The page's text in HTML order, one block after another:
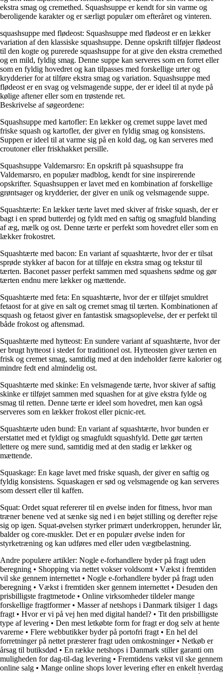
ekstra smag og cremethed. Squashsuppe er kendt for sin varme og
beroligende karakter og er særligt populær om efteråret og vinteren.
squashsuppe med flødeost: Squashsuppe med flødeost er en lækker
variation af den klassiske squashsuppe. Denne opskrift tilføjer flødeost
til den kogte og purerede squashsuppe for at give den ekstra cremethed
og en mild, fyldig smag. Denne suppe kan serveres som en forret eller
som en fyldig hovedret og kan tilpasses med forskellige urter og
krydderier for at tilføre ekstra smag og variation. Squashsuppe med
flødeost er en svag og velsmagende suppe, der er ideel til at nyde på
kølige aftener eller som en trøstende ret.
Beskrivelse af søgeordene:
Squashsuppe med kartofler: En lækker og cremet suppe lavet med
friske squash og kartofler, der giver en fyldig smag og konsistens.
Suppen er ideel til at varme sig på en kold dag, og kan serveres med
croutoner eller friskhakket persille.
Squashsuppe Valdemarsro: En opskrift på squashsuppe fra
Valdemarsro, en populær madblog, kendt for sine inspirerende
opskrifter. Squashsuppen er lavet med en kombination af forskellige
grøntsager og krydderier, der giver en unik og velsmagende suppe.
Squashtærte: En lækker tærte lavet med skiver af friske squash, der er
bagt i en sprød butterdej og fyldt med en saftig og smagfuld blanding
af æg, mælk og ost. Denne tærte er perfekt som hovedret eller som en
lækker frokostret.
Squashtærte med bacon: En variant af squashtærte, hvor der er tilsat
sprøde stykker af bacon for at tilføje en ekstra smag og tekstur til
tærten. Baconet passer perfekt sammen med squashens sødme og gør
tærten endnu mere lækker og mættende.
Squashtærte med feta: En squashtærte, hvor der er tilføjet smuldret
fetaost for at give en salt og cremet smag til tærten. Kombinationen af
squash og fetaost giver en fantastisk smagsoplevelse, der er perfekt til
både frokost og aftensmad.
Squashtærte med hytteost: En sundere variant af squashtærte, hvor der
er brugt hytteost i stedet for traditionel ost. Hytteosten giver tærten en
frisk og cremet smag, samtidig med at den indeholder færre kalorier og
mindre fedt end almindelig ost.
Squashtærte med skinke: En velsmagende tærte, hvor skiver af saftig
skinke er tilføjet sammen med squashen for at give ekstra fylde og
smag til retten. Denne tærte er ideel som hovedret, men kan også
serveres som en lækker frokost eller picnic-ret.
Squashtærte uden bund: En variant af squashtærte, hvor bunden er
erstattet med et fyldigt og smagfuldt squashfyld. Dette gør tærten
lettere og mere sund, samtidig med at den stadig er lækker og
mættende.
Squaskage: En kage lavet med friske squash, der giver en saftig og
fyldig konsistens. Squaskagen er sød og velsmagende og kan serveres
som dessert eller til kaffen.
Squat: Ordet squat refererer til en øvelse inden for fitness, hvor man
træner benene ved at sænke sig ned i en bøjet stilling og derefter rejse
sig op igen. Squat-øvelsen styrker primært underkroppen, herunder lår,
balder og core-muskler. Det er en populær øvelse inden for
styrketræning og kan udføres med eller uden vægtbelastning.
Andre populære artikler: Nogle e-forhandlere byder på fragt uden
beregning • Shopping via nettet vokser voldsomt • Vækst i fremtiden
vil ske gennem internettet • Nogle e-forhandlere byder på fragt uden
beregning • Vækst i fremtiden sker gennem internettet • Desuden den
prisbilligste fragtmetode • Online virksomheder tildeler mange
forskellige fragtformer• Masser af netshops i Danmark tilsiger 1 dags
fragt • Hvor er vi på vej hen med digital handel? • Tit den prisbilligste
type af levering • Den mest letkøbte form for fragt er dog selv at hente
varerne • Flere webbutikker byder på portofri fragt • En hel del
forretninger på nettet præsterer fragt uden omkostninger• Netkøb er
årsag til butiksdød • En række netshops i Danmark stiller garanti om
muligheden for dag-til-dag levering • Fremtidens vækst vil ske gennem
online salg • Mange online shops lover levering efter en enkelt hverdag